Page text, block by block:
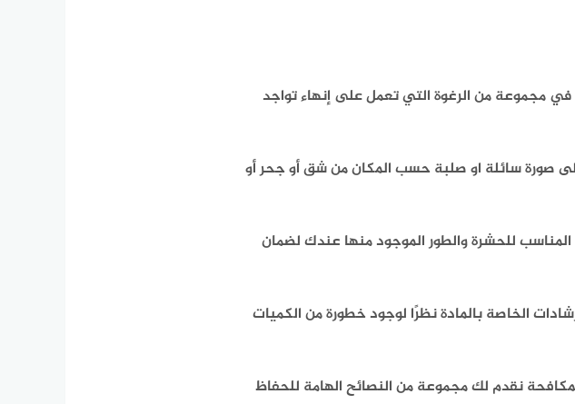
في مجموعة من الرغوة التي تعمل على إنهاء تواجد
صورة سائلة او صلبة حسب المكان من شق أو جحر أو
المناسب للحشرة والطور الموجود منها عندك لضمان
الخاصة بالمادة نظرًا لوجود خطورة من الكميات
نقدم لك مجموعة من النصائح الهامة للحفاظ